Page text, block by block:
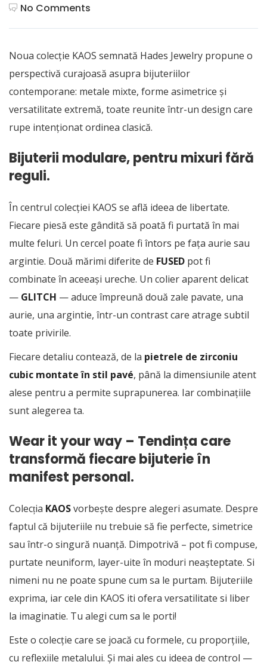
No Comments
Noua colecție KAOS semnată Hades Jewelry propune o
perspectivă curajoasă asupra bijuteriilor
contemporane: metale mixte, forme asimetrice și
versatilitate extremă, toate reunite într-un design care
rupe intenționat ordinea clasică.
Bijuterii modulare, pentru mixuri fără
reguli.
În centrul colecției KAOS se află ideea de libertate.
Fiecare piesă este gândită să poată fi purtată în mai
multe feluri. Un cercel poate fi întors pe fața aurie sau
argintie. Două mărimi diferite de FUSED pot fi
combinate în aceeași ureche. Un colier aparent delicat
— GLITCH — aduce împreună două zale pavate, una
aurie, una argintie, într-un contrast care atrage subtil
toate privirile.
Fiecare detaliu contează, de la pietrele de zirconiu
cubic montate în stil pavé, până la dimensiunile atent
alese pentru a permite suprapunerea. Iar combinațiile
sunt alegerea ta.
Wear it your way – Tendința care
transformă fiecare bijuterie în
manifest personal.
Colecția KAOSvorbește despre alegeri asumate. Despre
faptul că bijuteriile nu trebuie să fie perfecte, simetrice
sau într-o singură nuanță. Dimpotrivă – pot fi compuse,
purtate neuniform, layer-uite în moduri neașteptate. Si
nimeni nu ne poate spune cum sa le purtam. Bijuteriile
exprima, iar cele din KAOS iti ofera versatilitate si liber
la imaginatie. Tu alegi cum sa le porti!
Este o colecție care se joacă cu formele, cu proporțiile,
cu reflexiile metalului. Și mai ales cu ideea de control —